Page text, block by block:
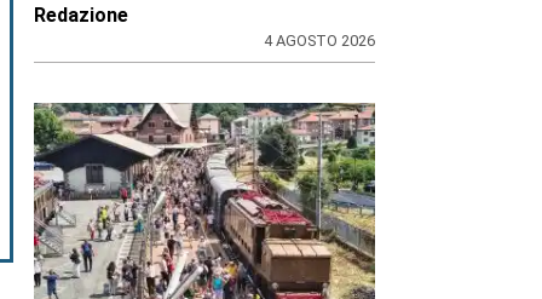
Redazione
4 AGOSTO 2026